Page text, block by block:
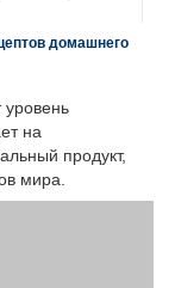
домашнего
на
продукт,
мира.